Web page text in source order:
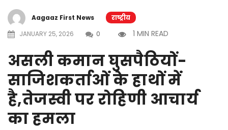
Aagaaz First News
राष्ट्रीय
JANUARY 25, 2026
0 1 MIN READ
असली कमान घुसपैठियों-
साजिशकर्ताओं के हाथों में
है,तेजस्वी पर रोहिणी आचार्य
का हमला